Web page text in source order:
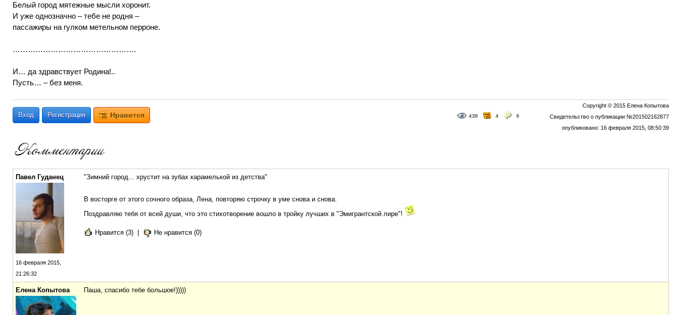
Белый город мятежные мысли хоронит.
И уже однозначно – тебе не родня –
пассажиры на гулком метельном перроне.
………………………………………….
И… да здравствует Родина!..
Пусть… – без меня.
Copyright © 2015 Елена Копытова
Свидетельство о публикации №201502162877
опубликовано: 16 февраля 2015, 08:50:39
438 4 6
Вход Регистрация Нравится
Павел Гуданец
16 февраля 2015,
21:26:32
"Зимний город... хрустит на зубах карамелькой из детства"
В восторге от этого сочного образа, Лена, повторяю строчку в уме снова и снова.
Поздравляю тебя от всей души, что это стихотворение вошло в тройку лучших в "Эмигрантской лире"!
Нравится (3) Не нравится (0)
Елена Копытова Паша, спасибо тебе большое!)))))